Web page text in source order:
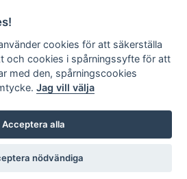
cookies för att säkerställa
och cookies i spårningssyfte för att
med den, spårningscookies
Jag vill välja
Acceptera alla
nödvändiga